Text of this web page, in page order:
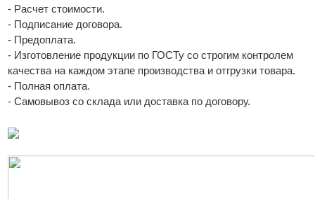
- Расчет стоимости.
- Подписание договора.
- Предоплата.
- Изготовление продукции по ГОСТу со строгим контролем
качества на каждом этапе производства и отгрузки товара.
- Полная оплата.
- Самовывоз со склада или доставка по договору.